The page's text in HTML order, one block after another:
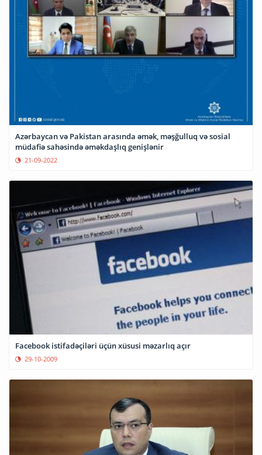
Azərbaycan və Pakistan arasında əmək, məşğulluq və sosial
müdafiə sahəsində əməkdaşlıq genişlənir
21-09-2022
Facebook istifadəçiləri üçün xüsusi məzarlıq açır
29-10-2009